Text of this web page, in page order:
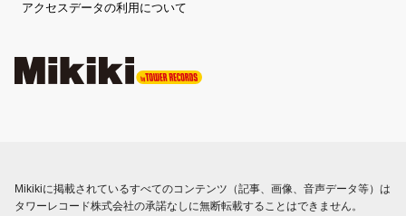
アクセスデータの利用について
Mikikiに掲載されているすべてのコンテンツ（記事、画像、音声データ等）は
タワーレコード株式会社の承諾なしに無断転載することはできません。